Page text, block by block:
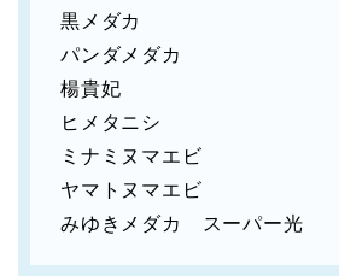
黒メダカ
パンダメダカ
楊貴妃
ヒメタニシ
ミナミヌマエビ
ヤマトヌマエビ
みゆきメダカ スーパー光